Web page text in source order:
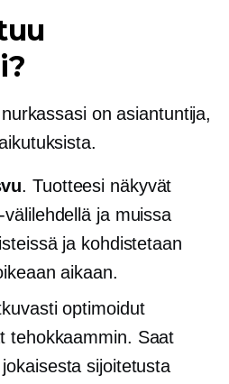
on asiantuntija,
. Tuotteesi näkyvät
ja muissa
ja kohdistetaan
aikaan.
optimoidut
tehokkaammin. Saat
sijoitetusta